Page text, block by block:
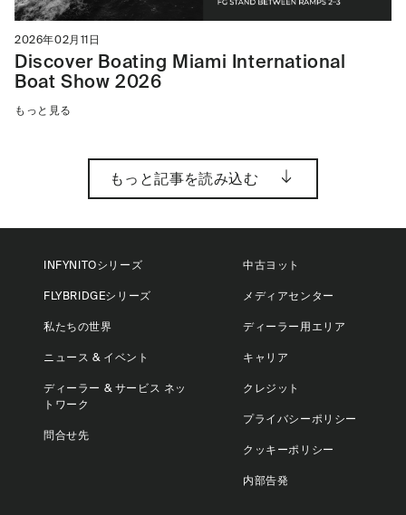
2026年02月11日
Discover Boating Miami International
Boat Show 2026
もっと見る
もっと記事を読み込む
INFYNITOシリーズ
FLYBRIDGEシリーズ
私たちの世界
ニュース & イベント
ディーラー & サービス ネッ
トワーク
問合せ先
中古ヨット
メディアセンター
ディーラー用エリア
キャリア
クレジット
プライバシーポリシー
クッキーポリシー
内部告発